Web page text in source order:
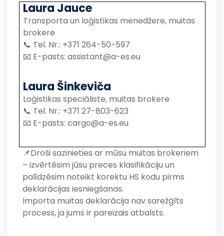
Laura Jauce
Transporta un loģistikas menedžere, muitas
brokere
📞 Tel. Nr.: +371 264-50-597
📧 E-pasts: assistant@a-es.eu
Laura Šinkeviča
Loģistikas speciāliste, muitas brokere
📞 Tel. Nr.: +371 27-803-623
📧 E-pasts: cargo@a-es.eu
📌Droši sazinieties ar mūsu muitas brokeriem
– izvērtēsim jūsu preces klasifikāciju un
palīdzēsim noteikt korektu HS kodu pirms
deklarācijas iesniegšanas.
Importa muitas deklarācija nav sarežģīts
process, ja jums ir pareizais atbalsts.